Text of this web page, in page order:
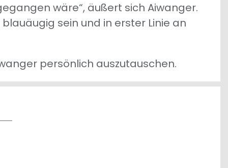
wäre“, äußert sich Aiwanger.
sein und in erster Linie an
persönlich auszutauschen.